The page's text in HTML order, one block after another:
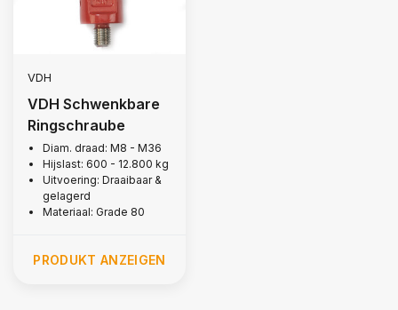
VDH
VDH Schwenkbare
Ringschraube
Diam. draad: M8 - M36
Hijslast: 600 - 12.800 kg
Uitvoering: Draaibaar &
gelagerd
Materiaal: Grade 80
PRODUKT ANZEIGEN